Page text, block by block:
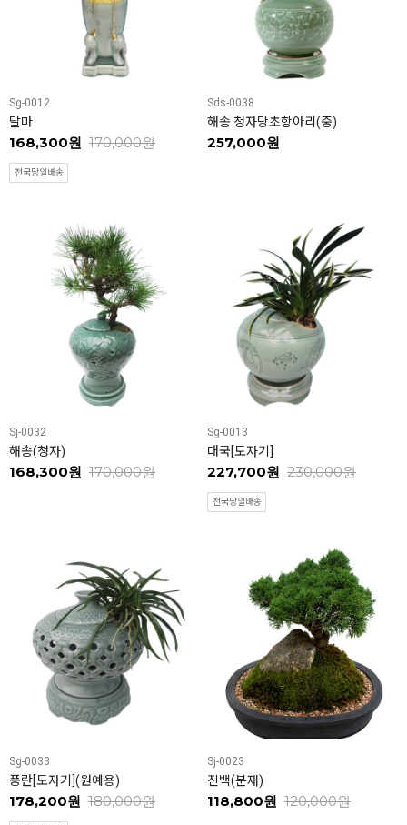
Sg-0012
달마
168,300원 170,000원
전국당일배송
Sds-0038
해송 청자당초항아리(중)
257,000원
Sj-0032
해송(청자)
168,300원 170,000원
Sg-0013
대국[도자기]
227,700원 230,000원
전국당일배송
Sg-0033
풍란[도자기](원예용)
178,200원 180,000원
Sj-0023
진백(분재)
118,800원 120,000원